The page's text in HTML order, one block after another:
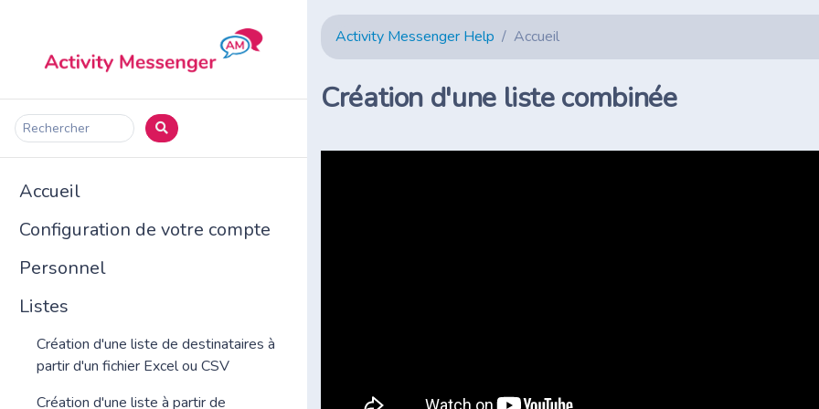
Rechercher
Accueil
Configuration de votre compte
Personnel
Listes
Création d'une liste de destinataires à
partir d'un fichier Excel ou CSV
Création d'une liste à partir de
Activity Messenger Help Accueil
Création d'une liste combinée